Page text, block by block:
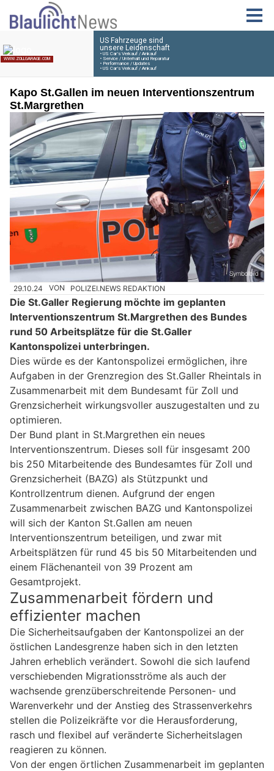
Kapo St.Gallen im neuen Interventionszentrum
St.Margrethen
29.10.24 VON POLIZEI.NEWS REDAKTION
Die St.Galler Regierung möchte im geplanten
Interventionszentrum St.Margrethen des Bundes
rund 50 Arbeitsplätze für die St.Galler
Kantonspolizei unterbringen.
Dies würde es der Kantonspolizei ermöglichen, ihre
Aufgaben in der Grenzregion des St.Galler Rheintals in
Zusammenarbeit mit dem Bundesamt für Zoll und
Grenzsicherheit wirkungsvoller auszugestalten und zu
optimieren.
Der Bund plant in St.Margrethen ein neues
Interventionszentrum. Dieses soll für insgesamt 200
bis 250 Mitarbeitende des Bundesamtes für Zoll und
Grenzsicherheit (BAZG) als Stützpunkt und
Kontrollzentrum dienen. Aufgrund der engen
Zusammenarbeit zwischen BAZG und Kantonspolizei
will sich der Kanton St.Gallen am neuen
Interventionszentrum beteiligen, und zwar mit
Arbeitsplätzen für rund 45 bis 50 Mitarbeitenden und
einem Flächenanteil von 39 Prozent am
Gesamtprojekt.
Zusammenarbeit fördern und
effizienter machen
Die Sicherheitsaufgaben der Kantonspolizei an der
östlichen Landesgrenze haben sich in den letzten
Jahren erheblich verändert. Sowohl die sich laufend
verschiebenden Migrationsströme als auch der
wachsende grenzüberschreitende Personen- und
Warenverkehr und der Anstieg des Strassenverkehrs
stellen die Polizeikräfte vor die Herausforderung,
rasch und flexibel auf veränderte Sicherheitslagen
reagieren zu können.
Von der engen örtlichen Zusammenarbeit im geplanten